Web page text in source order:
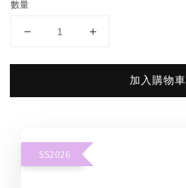
數量
加入購物車
SS2026